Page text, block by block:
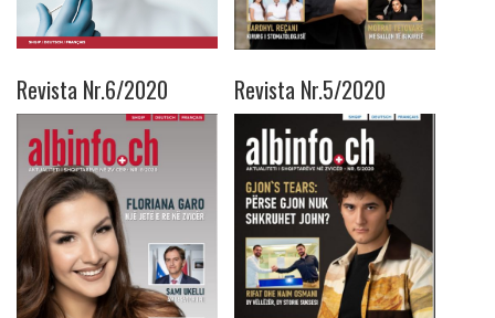
Revista Nr.6/2020 Revista Nr.5/2020